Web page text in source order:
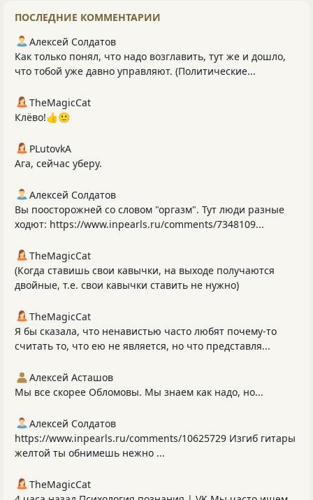
ПОСЛЕДНИЕ КОММЕНТАРИИ
Алексей Солдатов
Как только понял, что надо возглавить, тут же и дошло,
что тобой уже давно управляют. (Политические...
TheMagicCat
Клёво!👍🙂
PLutоvkА
Ага, сейчас уберу.
Алексей Солдатов
Вы поосторожней со словом "оргазм". Тут люди разные
ходют: https://www.inpearls.ru/comments/7348109...
TheMagicCat
(Когда ставишь свои кавычки, на выходе получаются
двойные, т.е. свои кавычки ставить не нужно)
TheMagicCat
Я бы сказала, что ненавистью часто любят почему-то
считать то, что ею не является, но что представля...
Алексей Асташов
Мы все скорее Обломовы. Мы знаем как надо, но...
Алексей Солдатов
https://www.inpearls.ru/comments/10625729 Изгиб гитары
желтой ты обнимешь нежно ...
TheMagicCat